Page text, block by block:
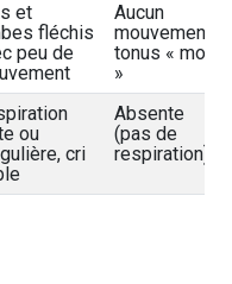
et
fléchis
peu de
Aucun
mouvement,
tonus « mou
»
ou
cri
Absente
(pas de
respiration)